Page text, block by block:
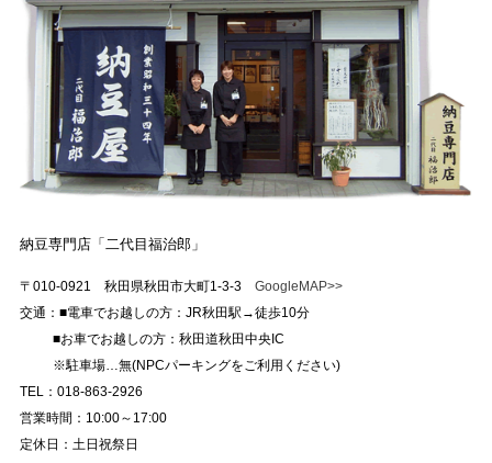
納豆専門店「二代目福治郎」
〒010-0921 秋田県秋田市大町1-3-3 GoogleMAP>>
交通：■電車でお越しの方：JR秋田駅→徒歩10分
■お車でお越しの方：秋田道秋田中央IC
※駐車場…無(NPCパーキングをご利用ください)
TEL：018-863-2926
営業時間：10:00～17:00
定休日：土日祝祭日